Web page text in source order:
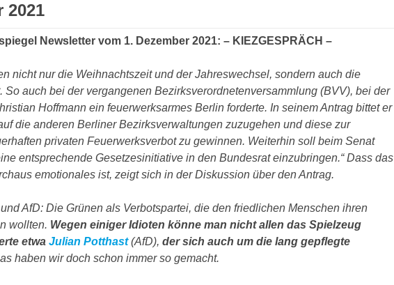
2021
Newsletter vom 1. Dezember 2021: – KIEZGESPRÄCH –
nicht nur die Weihnachtszeit und der Jahreswechsel, sondern auch die
So auch bei der vergangenen Bezirksverordnetenversammlung (BVV), bei der
Hoffmann ein feuerwerksarmes Berlin forderte. In seinem Antrag bittet er
die anderen Berliner Bezirksverwaltungen zuzugehen und diese zur
privaten Feuerwerksverbot zu gewinnen. Weiterhin soll beim Senat
entsprechende Gesetzesinitiative in den Bundesrat einzubringen.“ Dass das
emotionales ist, zeigt sich in der Diskussion über den Antrag.
AfD: Die Grünen als Verbotspartei, die den friedlichen Menschen ihren
wollten. Wegen einiger Idioten könne man nicht allen das Spielzeug
etwa Julian Potthast(AfD), der sich auch um die lang gepflegte
haben wir doch schon immer so gemacht.